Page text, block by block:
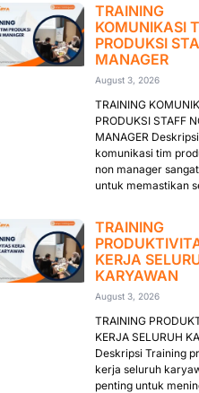
TRAINING
KOMUNIKASI
PRODUKSI
MANAGER
August 3, 2026
TRAINING
PRODUKSI STAFF
MANAGER
komunikasi tim
non manager
untuk memastikan
TRAINING
KERJA
KARYAWAN
August 3, 2026
TRAINING
KERJA SELURUH
Deskripsi Training
kerja seluruh
penting untuk